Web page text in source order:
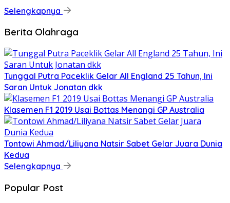
Selengkapnya
Berita Olahraga
Tunggal Putra Paceklik Gelar All England 25 Tahun, Ini
Saran Untuk Jonatan dkk
Klasemen F1 2019 Usai Bottas Menangi GP Australia
Tontowi Ahmad/Liliyana Natsir Sabet Gelar Juara Dunia
Kedua
Selengkapnya
Popular Post